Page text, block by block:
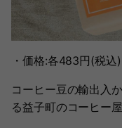
・価格:各483円(税込)
コーヒー豆の輸出入
る益子町のコーヒー屋